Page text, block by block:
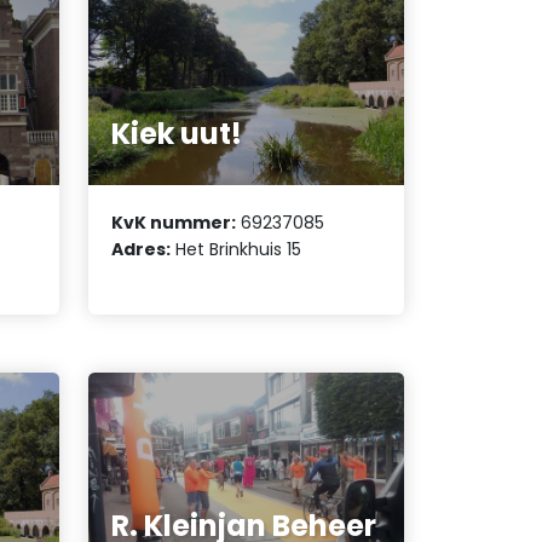
Kiek uut!
KvK nummer: 69237085
Adres: Het Brinkhuis 15
R. Kleinjan Beheer